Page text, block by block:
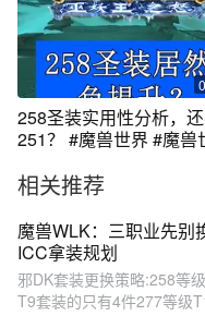
258圣装实用性分析，
251？ #魔兽世界 #魔兽
界激励计划 #冰冠堡垒
装不建议高价入手，到了
就要换成251装等的T10
相关推荐
魔兽WLK：三职业先别
ICC拿装规划
邪DK套装更换策略:258等
T9套装的只有4件277等级